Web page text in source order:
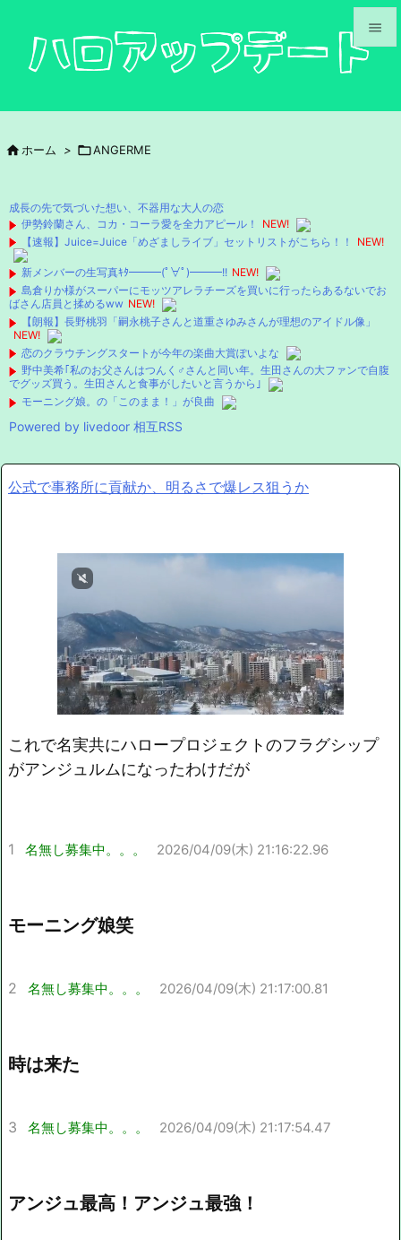




 ホーム > ANGERME
成長の先で気づいた想い、不器用な大人の恋
伊勢鈴蘭さん、コカ・コーラ愛を全力アピール！
NEW!
【速報】Juice=Juice「めざましライブ」セットリストがこちら！！
NEW!
新メンバーの生写真ｷﾀ━━━(ﾟ∀ﾟ)━━━!! NEW!
島倉りか様がスーパーにモッツアレラチーズを買いに行ったらあるないでお
ばさん店員と揉めるww NEW!
【朗報】長野桃羽「嗣永桃子さんと道重さゆみさんが理想のアイドル像」
NEW!
恋のクラウチングスタートが今年の楽曲大賞ぽいよな
野中美希｢私のお父さんはつんく♂さんと同い年。生田さんの大ファンで自腹
でグッズ買う。生田さんと食事がしたいと言うから｣
モーニング娘。の「このまま！」が良曲
Powered by livedoor 相互RSS
公式で事務所に貢献か、明るさで爆レス狙うか
これで名実共にハロープロジェクトのフラグシップ
がアンジュルムになったわけだが
1 名無し募集中。。。 2026/04/09(木) 21:16:22.96
モーニング娘笑
2 名無し募集中。。。 2026/04/09(木) 21:17:00.81
時は来た
3 名無し募集中。。。 2026/04/09(木) 21:17:54.47
アンジュ最高！アンジュ最強！